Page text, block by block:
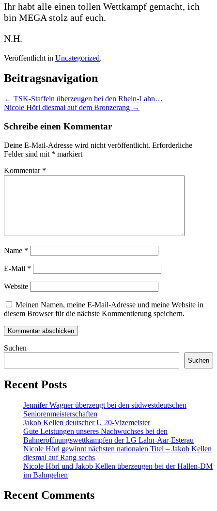
Ihr habt alle einen tollen Wettkampf gemacht, ich
bin MEGA stolz auf euch.
N.H.
Veröffentlicht in Uncategorized.
Beitragsnavigation
← TSK-Staffeln überzeugen bei den Rhein-Lahn…
Nicole Hörl diesmal auf dem Bronzerang →
Schreibe einen Kommentar
Deine E-Mail-Adresse wird nicht veröffentlicht. Erforderliche
Felder sind mit * markiert
Kommentar *
Name *
E-Mail *
Website
Meinen Namen, meine E-Mail-Adresse und meine Website in
diesem Browser für die nächste Kommentierung speichern.
Suchen
Suchen
Recent Posts
Jennifer Wagner überzeugt bei den südwestdeutschen
Seniorenmeisterschaften
Jakob Kellen deutscher U 20-Vizemeister
Gute Leistungen unseres Nachwuchses bei den
Bahneröffnungswettkämpfen der LG Lahn-Aar-Esterau
Nicole Hörl gewinnt nächsten nationalen Titel – Jakob Kellen
diesmal auf Rang sechs
Nicole Hörl und Jakob Kellen überzeugen bei der Hallen-DM
im Bahngehen
Recent Comments